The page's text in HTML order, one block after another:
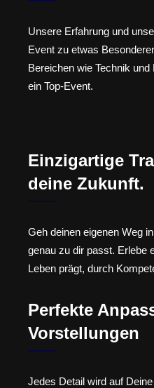
Unsere Erfahrung und
Event zu etwas
Bereichen wie Technik
ein Top-Event.
Einzigartige
deine Zukunft.
Geh deinen eigenen Weg
genau zu dir passt. Erlebe
Leben prägt, durch
Perfekte
Vorstellungen
Jedes Detail wird auf